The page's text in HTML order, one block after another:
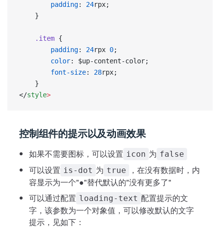
		padding
: 24rpx;
	}
	.item
{
		padding
: 24rpx 0;
		color
: $up-content-color;
		font-size
: 28rpx;
	}
</style>
控制组件的提示以及动画效果
如果不需要图标，可以设置 icon 为 false
可以设置 is-dot 为 true
，在没有数据时，内
容显示为一个"●"替代默认的"没有更多了"
可以通过配置 loading-text 配置提示的文
字，该参数为一个对象值，可以修改默认的文字
提示，见如下：